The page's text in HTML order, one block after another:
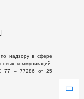
по надзору в сфере
коммуникаций.
77 – 77286 от 25